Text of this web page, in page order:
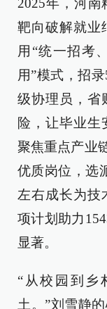
2025年，河南
靶向破解就业
用“统一招考
用”模式，招
级协理员，省
险，让毕业生
聚焦重点产业
优质岗位，选
左右成长为技
项计划助力
显著。
“从校园到乡
土。”刘雪静